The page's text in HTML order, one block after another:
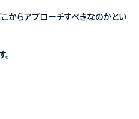
からアプローチすべきなのかとい